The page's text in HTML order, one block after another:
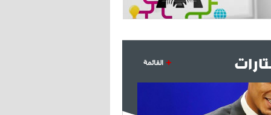
14:42
- 2021/07/27
أوهارا: "محرز، فودن ودي بروين..
جوفنتوس عبر تويتر!
18:10
القائمة